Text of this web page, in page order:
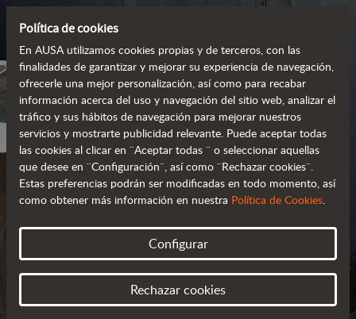
POLÍTICA DE COOKIES
Política de cookies
En AUSA utilizamos cookies propias y de terceros, con las
finalidades de garantizar y mejorar su experiencia de navegación,
ofrecerle una mejor personalización, así como para recabar
información acerca del uso y navegación del sitio web, analizar el
tráfico y sus hábitos de navegación para mejorar nuestros
servicios y mostrarte publicidad relevante. Puede aceptar todas
las cookies al clicar en ¨Aceptar todas ¨ o seleccionar aquellas
que desee en ¨Configuración¨, así como ¨Rechazar cookies¨.
Estas preferencias podrán ser modificadas en todo momento, así
como obtener más información en nuestra Política de Cookies.
Configurar
Rechazar cookies